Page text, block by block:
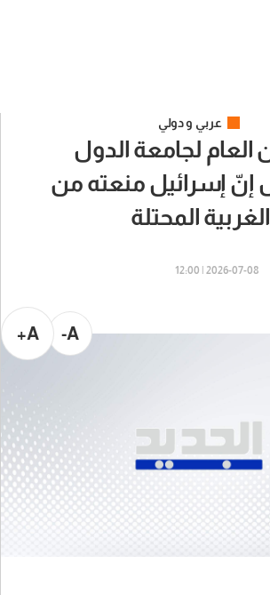
عربي و دولي
العام لجامعة الدول
إنّ إسرائيل منعته من
المحتلة
2026-07-08 | 12:00
A-
A+